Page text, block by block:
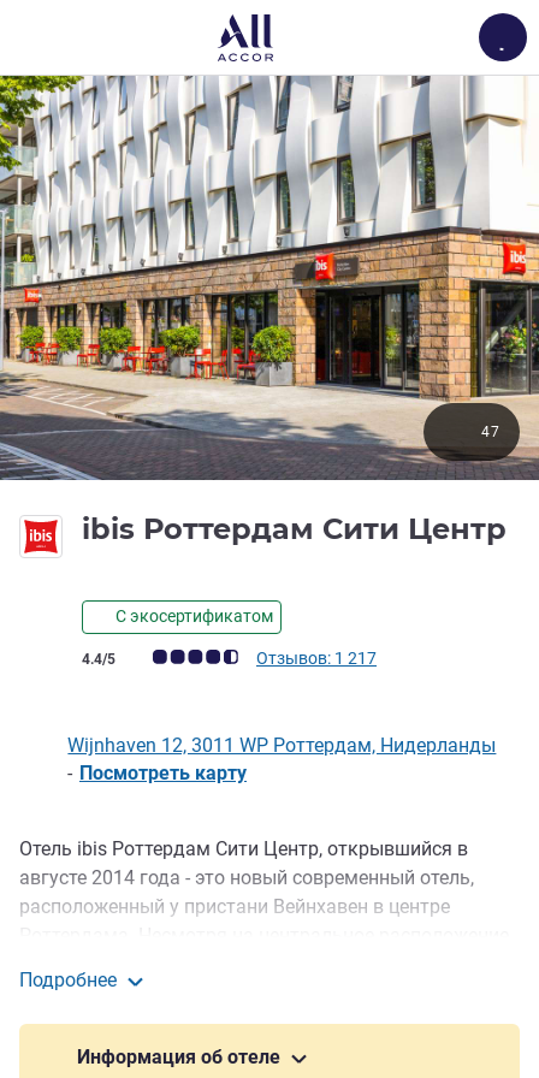
ibis Роттердам Сити Центр
С экосертификатом
Примечание: отзывы клиентов (Рейтинг ALL)
4.4/5 Отзывов: 1 217
47
Wijnhaven 12, 3011 WP Роттердам, Нидерланды
- Посмотреть карту
Описание
Отель ibis Роттердам Сити Центр, открывшийся в
августе 2014 года - это новый современный отель,
расположенный у пристани Вейнхавен в центре
транспортным сообщением ( рядом с вокзалом
Блаак). Гости могут оставить автомобиль на
общественной платной крытой автостоянке. Отель
Подробнее
Информация об отеле